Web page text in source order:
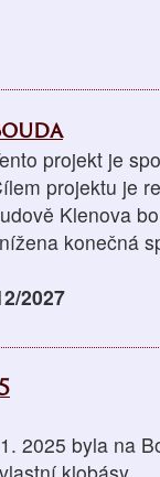
projekt je
projektu je
Klenova
konečná
2027
2025 byla na